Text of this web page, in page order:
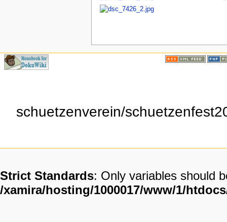
schuetzenverein/
Strict Standards: Only variables should
/xamira/hosting/1000017/www/1/